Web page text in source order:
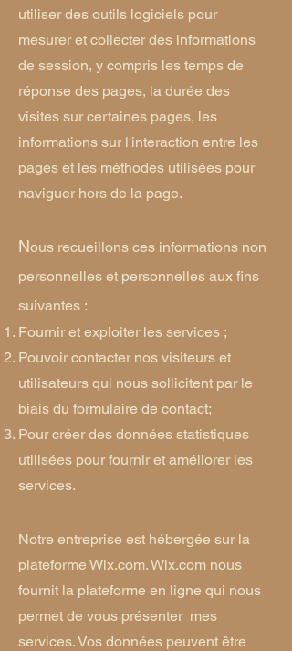
utiliser des outils logiciels pour
mesurer et collecter des informations
de session, y compris les temps de
réponse des pages, la durée des
visites sur certaines pages, les
informations sur l'interaction entre les
pages et les méthodes utilisées pour
naviguer hors de la page.
Nous recueillons ces informations non
personnelles et personnelles aux fins
suivantes :
Fournir et exploiter les services ;
Pouvoir contacter nos visiteurs et
utilisateurs qui nous sollicitent par le
biais du formulaire de contact;
Pour créer des données statistiques
utilisées pour fournir et améliorer les
services.
Notre entreprise est hébergée sur la
plateforme Wix.com. Wix.com nous
fournit la plateforme en ligne qui nous
permet de vous présenter mes
services. Vos données peuvent être